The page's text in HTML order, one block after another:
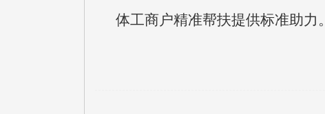
体工商户精准帮扶提供标准助力。